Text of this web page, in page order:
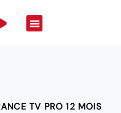
TV PRO 12 MOIS